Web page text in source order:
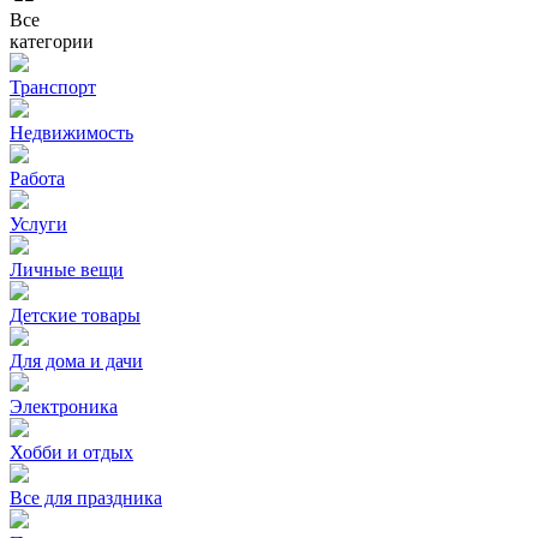
Все
категории
Транспорт
Недвижимость
Работа
Услуги
Личные вещи
Детские товары
Для дома и дачи
Электроника
Хобби и отдых
Все для праздника